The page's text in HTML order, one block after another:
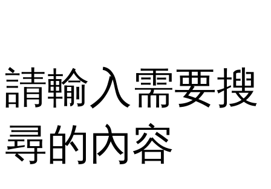
請輸入需要搜
尋的內容